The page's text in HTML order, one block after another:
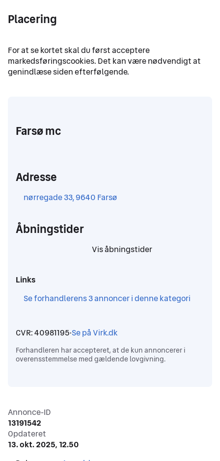
Placering
Farsø mc
Adresse
nørregade 33, 9640 Farsø
Åbningstider
Vis åbningstider
,
Links
Se forhandlerens 3 annoncer i denne kategori
CVR: 40981195·Se på Virk.dk
,
Forhandleren har accepteret, at de kun annoncerer i
overensstemmelse med gældende lovgivning.
Annonceinformation
Annonce-ID
13191542
Opdateret
13. okt. 2025, 12.50